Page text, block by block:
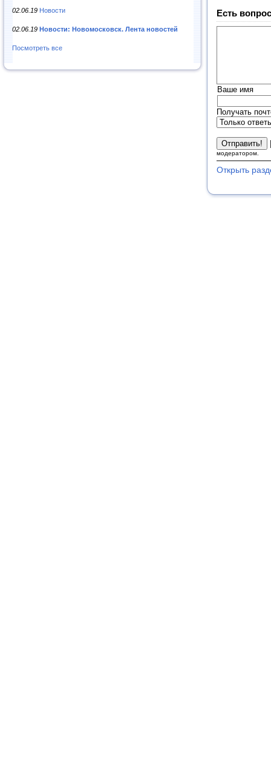
02.06.19 Новости
02.06.19 Новости: Новомосковск. Лента новостей
Посмотреть все
Есть
Ваше имя
Получать
модератором.
Открыть